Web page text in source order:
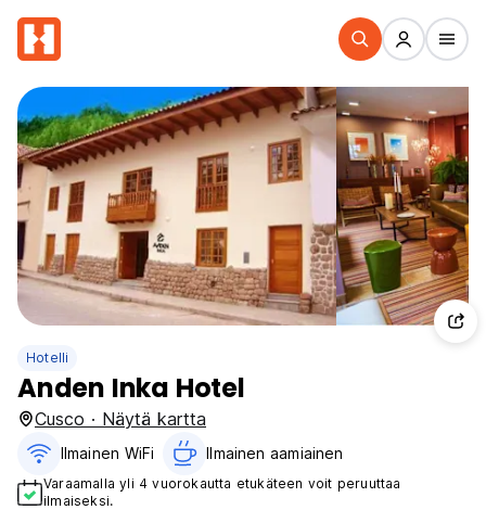
Hotelli
Anden Inka Hotel
Cusco · Näytä kartta
Ilmainen WiFi Ilmainen aamiainen‎
Varaamalla yli 4 vuorokautta etukäteen voit peruuttaa
ilmaiseksi.